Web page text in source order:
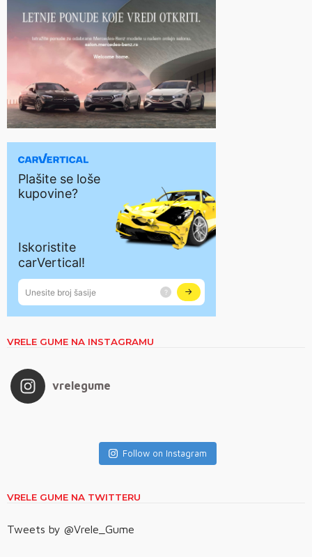
VRELE GUME NA INSTAGRAMU
vrelegume
Follow on Instagram
VRELE GUME NA TWITTERU
Tweets by @Vrele_Gume